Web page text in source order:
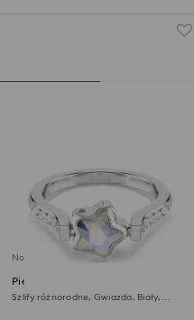
Nowość
Pierścionek Chroma
Szlify różnorodne, Gwiazda, Biały,